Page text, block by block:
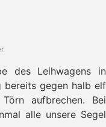
des Leihwagens in
bereits gegen halb elf
aufbrechen. Bei
alle unsere Segel